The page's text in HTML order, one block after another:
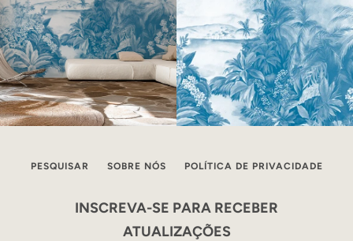
PESQUISAR SOBRE NÓS POLÍTICA DE PRIVACIDADE
INSCREVA-SE PARA RECEBER
ATUALIZAÇÕES